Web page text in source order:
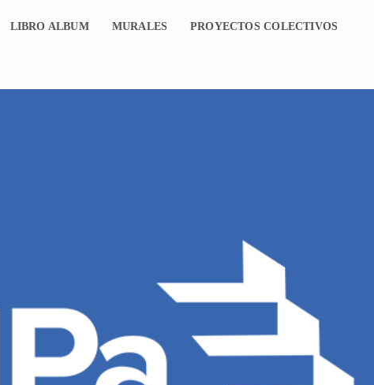
LIBRO ALBUM MURALES PROYECTOS COLECTIVOS